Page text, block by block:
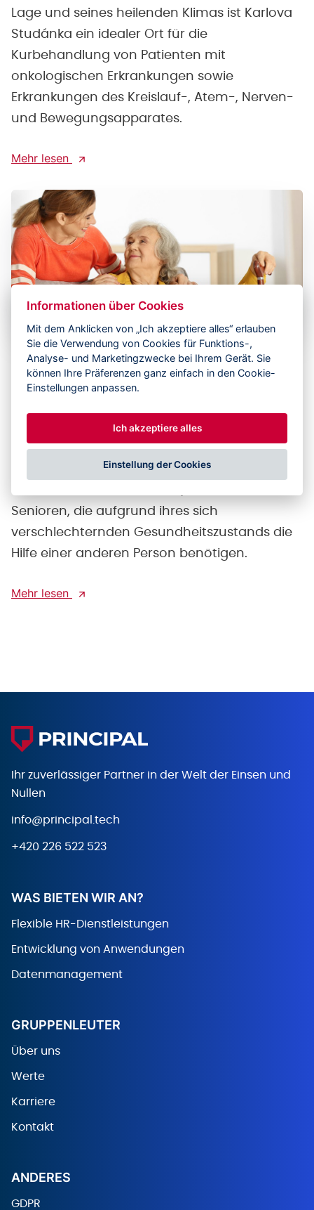
Lage und seines heilenden Klimas ist Karlova
Studánka ein idealer Ort für die
Kurbehandlung von Patienten mit
onkologischen Erkrankungen sowie
Erkrankungen des Kreislauf-, Atem-, Nerven-
und Bewegungsapparates.
Mehr lesen
Einführung digitaler Therapien für
Alzheimer-Patienten in einem
Tagespflegezentrum in Prag 9
Das Tagespflegezentrum Hejnická ist ein
ambulanter Dienst, der nicht nur für Senioren
gedacht ist, die an Alzheimer oder anderen
Formen der Demenz leiden, sondern auch für
Senioren, die aufgrund ihres sich
verschlechternden Gesundheitszustands die
Hilfe einer anderen Person benötigen.
Mehr lesen
Ihr zuverlässiger Partner in der Welt der Einsen und
Nullen
info@principal.tech
+420 226 522 523
WAS BIETEN WIR AN?
Flexible HR-Dienstleistungen
Entwicklung von Anwendungen
Datenmanagement
GRUPPENLEUTER
Über uns
Werte
Karriere
Kontakt
ANDERES
GDPR
Informationen über Cookies
Mit dem Anklicken von „Ich akzeptiere alles“ erlauben
Sie die Verwendung von Cookies für Funktions-,
Analyse- und Marketingzwecke bei Ihrem Gerät. Sie
können Ihre Präferenzen ganz einfach in den Cookie-
Einstellungen anpassen.
Ich akzeptiere alles
Einstellung der Cookies